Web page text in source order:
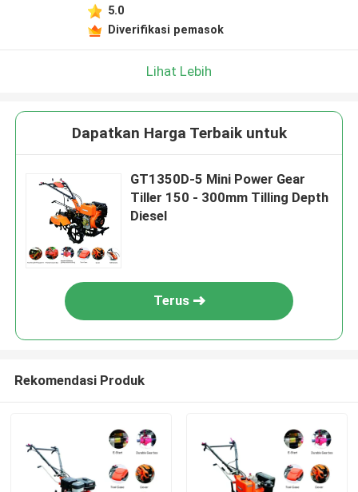
5.0
Diverifikasi pemasok
Lihat Lebih
Dapatkan Harga Terbaik untuk
GT1350D-5 Mini Power Gear
Tiller 150 - 300mm Tilling Depth
Diesel
Terus
Rekomendasi Produk